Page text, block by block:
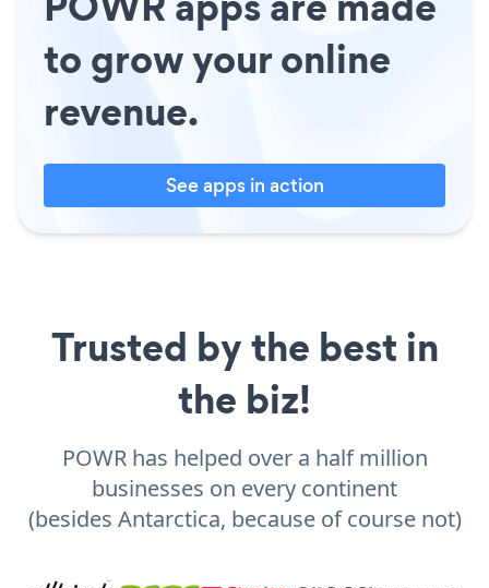
to grow your online
revenue.
See apps in action
Trusted by the best in
the biz!
POWR has helped over a half million
businesses on every continent
(besides Antarctica, because of course not)